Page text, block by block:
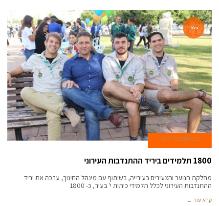
כללי
24 באוקטובר 2017
1800 תלמידים ביריד ההתנדבות העירוני
מחלקת הנוער והצעירים בעירייה, בשיתוף עם מינהל החינוך, ערכה את יריד
ההתנדבות העירוני לכלל תלמידי כיתות י' בעיר, כ- 1800
קרא עוד ←